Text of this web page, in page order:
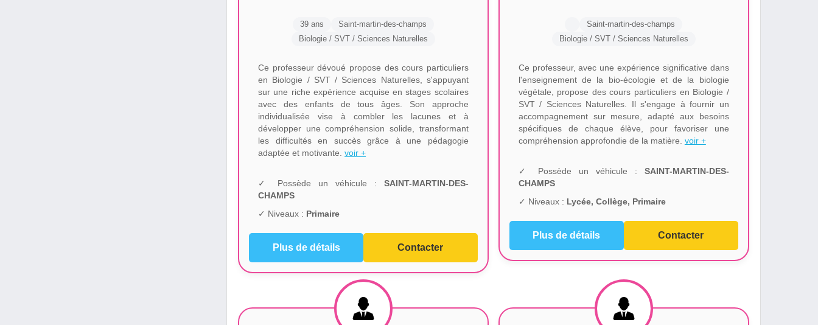
39 ans
Saint-martin-des-champs
Biologie / SVT / Sciences Naturelles
Ce professeur dévoué propose des cours particuliers
en Biologie / SVT / Sciences Naturelles, s'appuyant
sur une riche expérience acquise en stages scolaires
avec des enfants de tous âges. Son approche
individualisée vise à combler les lacunes et à
développer une compréhension solide, transformant
les difficultés en succès grâce à une pédagogie
adaptée et motivante.voir +
✓ Possède un véhicule : SAINT-MARTIN-DES-
CHAMPS
✓ Niveaux : Primaire
Plus de détails Contacter
Saint-martin-des-champs
Biologie / SVT / Sciences Naturelles
Ce professeur, avec une expérience significative dans
l'enseignement de la bio-écologie et de la biologie
végétale, propose des cours particuliers en Biologie /
SVT / Sciences Naturelles. Il s'engage à fournir un
accompagnement sur mesure, adapté aux besoins
spécifiques de chaque élève, pour favoriser une
compréhension approfondie de la matière. voir +
✓ Possède un véhicule : SAINT-MARTIN-DES-
CHAMPS
✓ Niveaux : Lycée, Collège, Primaire
Plus de détails Contacter